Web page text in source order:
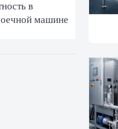
в
машине